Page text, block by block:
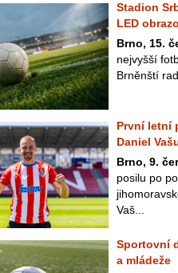
Stadion
LED
Brno, 15.
nejvyšší
Brněnští
První letní
Daniel
Brno, 9.
posilu po
Vaš...
Sportovní
a mládeže